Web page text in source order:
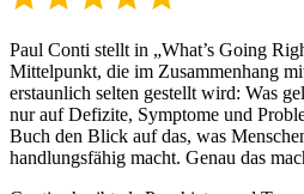
Paul Conti stellt in „What’s Going
Mittelpunkt, die im Zusammenhang
erstaunlich selten gestellt wird: Was
nur auf Defizite, Symptome und
Buch den Blick auf das, was
handlungsfähig macht. Genau das